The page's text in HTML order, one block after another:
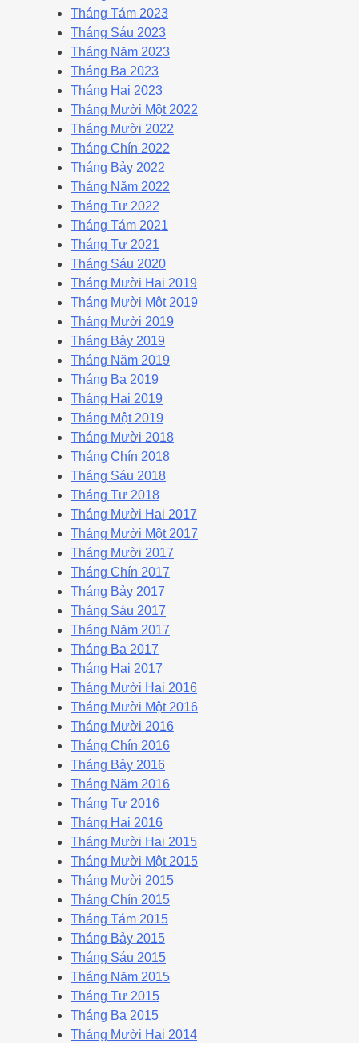
Tháng Tám 2023
Tháng Sáu 2023
Tháng Năm 2023
Tháng Ba 2023
Tháng Hai 2023
Tháng Mười Một 2022
Tháng Mười 2022
Tháng Chín 2022
Tháng Bảy 2022
Tháng Năm 2022
Tháng Tư 2022
Tháng Tám 2021
Tháng Tư 2021
Tháng Sáu 2020
Tháng Mười Hai 2019
Tháng Mười Một 2019
Tháng Mười 2019
Tháng Bảy 2019
Tháng Năm 2019
Tháng Ba 2019
Tháng Hai 2019
Tháng Một 2019
Tháng Mười 2018
Tháng Chín 2018
Tháng Sáu 2018
Tháng Tư 2018
Tháng Mười Hai 2017
Tháng Mười Một 2017
Tháng Mười 2017
Tháng Chín 2017
Tháng Bảy 2017
Tháng Sáu 2017
Tháng Năm 2017
Tháng Ba 2017
Tháng Hai 2017
Tháng Mười Hai 2016
Tháng Mười Một 2016
Tháng Mười 2016
Tháng Chín 2016
Tháng Bảy 2016
Tháng Năm 2016
Tháng Tư 2016
Tháng Hai 2016
Tháng Mười Hai 2015
Tháng Mười Một 2015
Tháng Mười 2015
Tháng Chín 2015
Tháng Tám 2015
Tháng Bảy 2015
Tháng Sáu 2015
Tháng Năm 2015
Tháng Tư 2015
Tháng Ba 2015
Tháng Mười Hai 2014